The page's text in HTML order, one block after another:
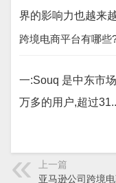
界的影响力也越来
跨境电商平台有哪些
一:Souq 是中东市
万多的用户,超过
上一篇
亚马逊公司跨境